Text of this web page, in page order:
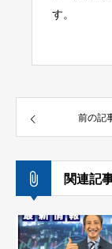
す。
前の記
関連記